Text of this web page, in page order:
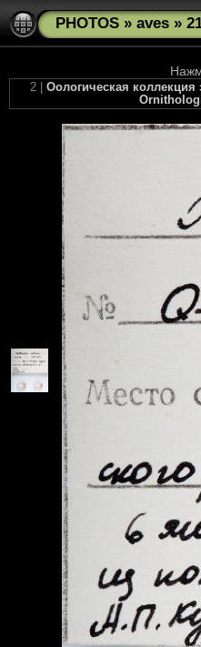
PHOTOS » aves »
2 | Оологическая